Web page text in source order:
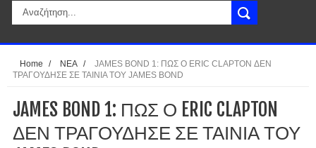
Home / ΝΕΑ /
JAMES BOND 1: ΠΩΣ Ο ERIC CLAPTON ΔΕΝ
ΤΡΑΓΟΥΔΗΣΕ ΣΕ ΤΑΙΝΙΑ ΤΟΥ JAMES BOND
JAMES BOND 1: ΠΩΣ Ο ERIC CLAPTON
ΔΕΝ ΤΡΑΓΟΥΔΗΣΕ ΣΕ ΤΑΙΝΙΑ ΤΟΥ